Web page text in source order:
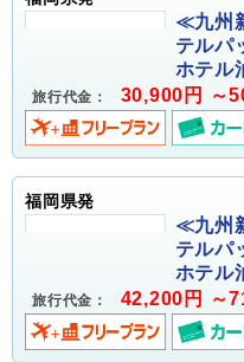
≪九州
テルパ
ホテル
旅行代金： 30,900円 ～
福岡県発
≪九州
テルパ
ホテル
旅行代金： 42,200円 ～